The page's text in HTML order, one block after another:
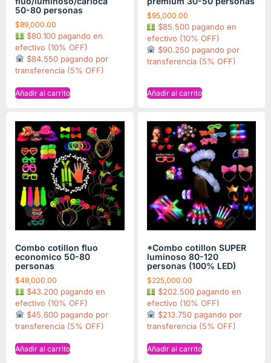
50-80 personas
$89,000.00
$80.100 pagando en
efectivo (10% OFF)
$84.550 pagando por
transferencia (5% OFF)
Añadir al carrito
$95,000.00
$85.500 pagando en
efectivo (10% OFF)
$90.250 pagando por
transferencia (5% OFF)
Añadir al carrito
Combo cotillon fluo
economico 50-80
personas
$48,000.00
$43.200 pagando en
efectivo (10% OFF)
$45.600 pagando por
transferencia (5% OFF)
Añadir al carrito
*Combo cotillon SUPER
luminoso 80-120
personas (100% LED)
$225,000.00
$202.500 pagando en
efectivo (10% OFF)
$213.750 pagando por
transferencia (5% OFF)
Añadir al carrito